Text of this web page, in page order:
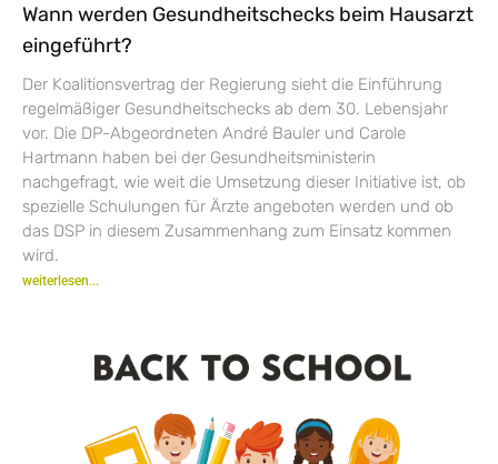
Wann werden Gesundheitschecks beim Hausarzt
eingeführt?
Der Koalitionsvertrag der Regierung sieht die Einführung
regelmäßiger Gesundheitschecks ab dem 30. Lebensjahr
vor. Die DP-Abgeordneten André Bauler und Carole
Hartmann haben bei der Gesundheitsministerin
nachgefragt, wie weit die Umsetzung dieser Initiative ist, ob
spezielle Schulungen für Ärzte angeboten werden und ob
das DSP in diesem Zusammenhang zum Einsatz kommen
wird.
weiterlesen...